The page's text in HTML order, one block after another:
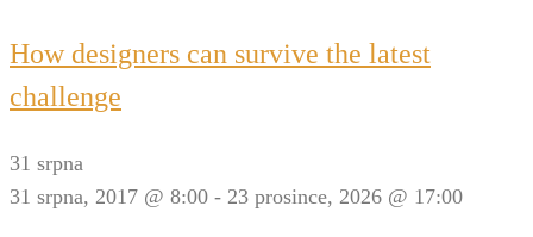
How designers can survive the latest
challenge
31 srpna
31 srpna, 2017 @ 8:00 - 23 prosince, 2026 @ 17:00